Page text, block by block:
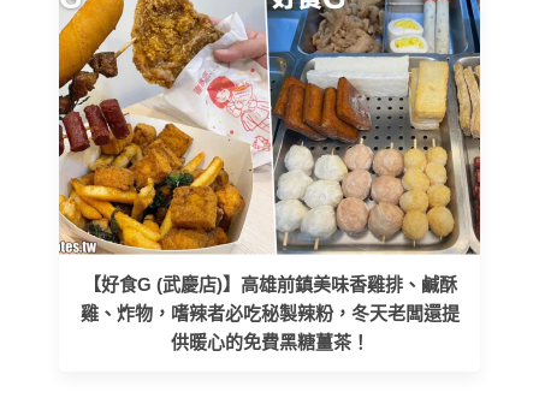
【好食G (武慶店)】高雄前鎮美味香雞排、鹹酥
雞、炸物，嗜辣者必吃秘製辣粉，冬天老闆還提
供暖心的免費黑糖薑茶！